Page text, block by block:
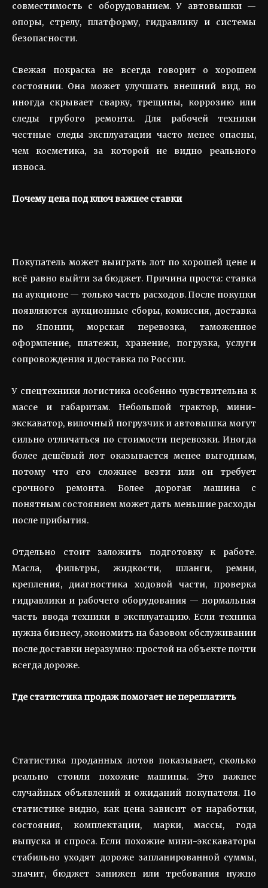
совместимость с оборудованием. У автовышки —
опоры, стрелу, платформу, гидравлику и системы
безопасности.
Свежая покраска не всегда говорит о хорошем
состоянии. Она может улучшать внешний вид, но
иногда скрывает сварку, трещины, коррозию или
следы грубого ремонта. Для рабочей техники
честные следы эксплуатации часто менее опасны,
чем косметика, за которой не видно реального
износа.
Почему цена под ключ важнее ставки
Покупатель может выиграть лот по хорошей цене и
всё равно выйти за бюджет. Причина проста: ставка
на аукционе — только часть расходов. После покупки
появляются аукционные сборы, комиссия, доставка
по Японии, морская перевозка, таможенное
оформление, платежи, хранение, погрузка, услуги
сопровождения и доставка по России.
У спецтехники логистика особенно чувствительна к
массе и габаритам. Небольшой трактор, мини-
экскаватор, вилочный погрузчик и автовышка могут
сильно отличаться по стоимости перевозки. Иногда
более дешёвый лот оказывается менее выгодным,
потому что его сложнее везти или он требует
срочного ремонта. Более дорогая машина с
понятным состоянием может дать меньшие расходы
после прибытия.
Отдельно стоит заложить подготовку к работе.
Масла, фильтры, жидкости, шланги, ремни,
крепления, диагностика ходовой части, проверка
гидравлики и рабочего оборудования — нормальная
часть ввода техники в эксплуатацию. Если техника
нужна бизнесу, экономить на базовом обслуживании
после доставки неразумно: простой на объекте почти
всегда дороже.
Где статистика продаж помогает не переплатить
Статистика проданных лотов показывает, сколько
реально стоили похожие машины. Это важнее
случайных объявлений и ожиданий покупателя. По
статистике видно, как цена зависит от наработки,
состояния, комплектации, марки, массы, года
выпуска и спроса. Если похожие мини-экскаваторы
стабильно уходят дороже запланированной суммы,
значит, бюджет занижен или требования нужно